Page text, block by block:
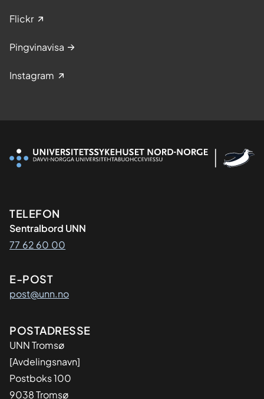
Flickr
Pingvinavisa
Instagram
Kontaktinformasjon
TELEFON
Sentralbord UNN
77 62 60 00
E-POST
post@unn.no
Adresse
POSTADRESSE
UNN Tromsø
[Avdelingsnavn]
Postboks 100
9038 Tromsø